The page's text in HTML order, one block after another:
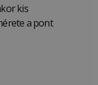
kis
a pont